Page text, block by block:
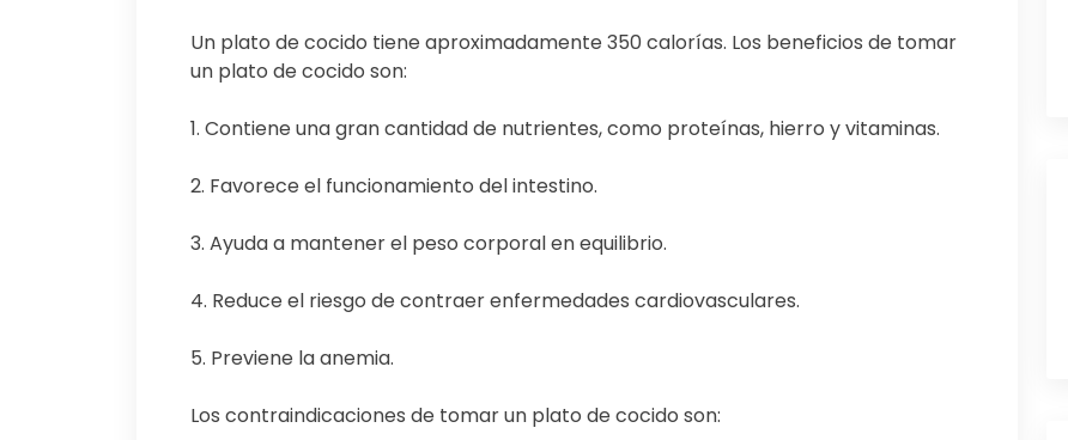
Un plato de cocido tiene aproximadamente 350 calorías. Los beneficios de tomar
un plato de cocido son:
1. Contiene una gran cantidad de nutrientes, como proteínas, hierro y vitaminas.
2. Favorece el funcionamiento del intestino.
3. Ayuda a mantener el peso corporal en equilibrio.
4. Reduce el riesgo de contraer enfermedades cardiovasculares.
5. Previene la anemia.
Los contraindicaciones de tomar un plato de cocido son: